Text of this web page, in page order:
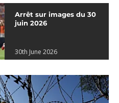
Arrêt sur images du 30
juin 2026
30th June 2026